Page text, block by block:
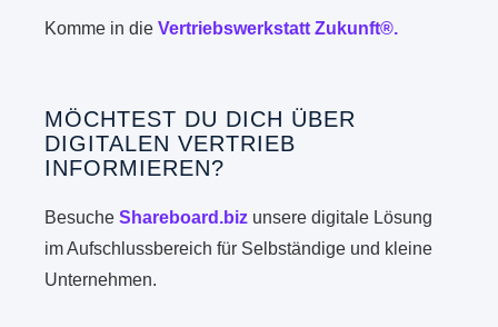
Komme in dieVertriebswerkstatt Zukunft®.
MÖCHTEST DU DICH ÜBER
DIGITALEN VERTRIEB
INFORMIEREN?
BesucheShareboard.biz unsere digitale Lösung
im Aufschlussbereich für Selbständige und kleine
Unternehmen.